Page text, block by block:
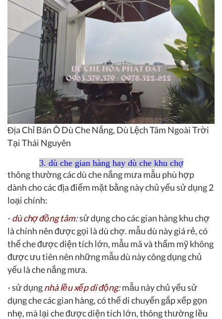
Địa Chỉ Bán Ô Dù Che Nắng, Dù Lệch Tâm Ngoài Trời
Tại Thái Nguyên
3. dù che gian hàng hay dù che khu chợ
thông thường các dù che nắng mưa mẫu phù hợp
dành cho các địa điểm mặt bằng này chủ yếu sử dụng 2
loại chính:
-dù chợ đồng tâm:sử dụng cho các gian hàng khu chợ
là chính nên được gọi là dù chợ. mẫu dù này giá rẻ, có
thể che được diện tích lớn, mẫu mã và thẩm mỹ không
được ưu tiên nên những mẫu dù này công dụng chủ
yếu là che nắng mưa.
- sử dụngnhà lều xếp di động:mẫu này chủ yếu sử
dụng che các gian hàng, có thể di chuyển gắp xếp gọn
nhẹ, mà lại che được diện tích lớn, thông thường lều